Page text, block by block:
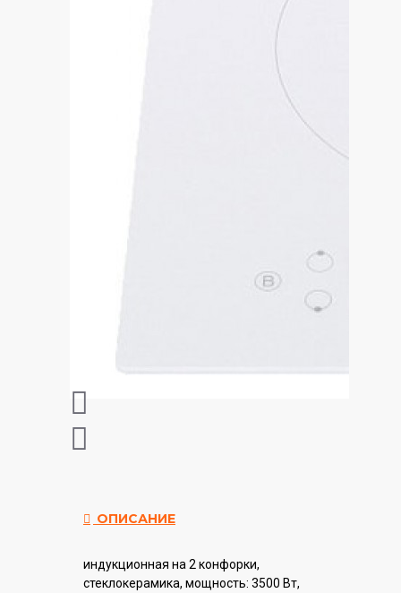
ОПИСАНИЕ
индукционная на 2 конфорки,
cтеклокерамика, мощность: 3500 Вт,